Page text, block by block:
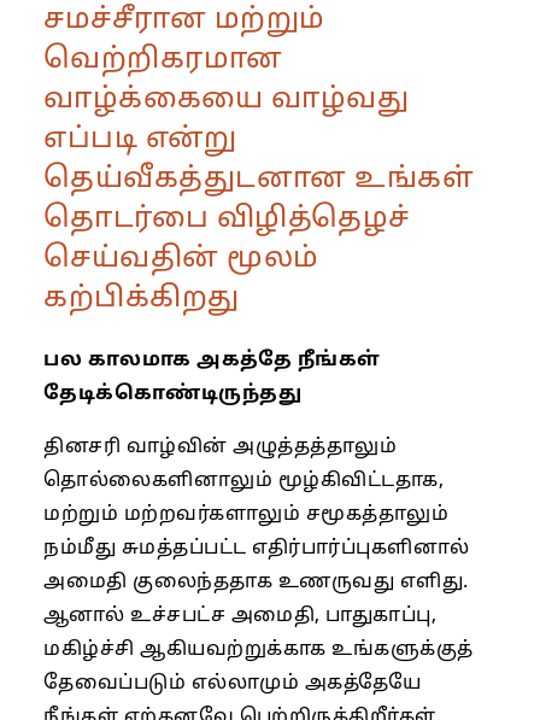
சமச்சீரான மற்றும்
வெற்றிகரமான
வாழ்க்கையை வாழ்வது
எப்படி என்று
தெய்வீகத்துடனான உங்கள்
தொடர்பை விழித்தெழச்
செய்வதின் மூலம்
கற்பிக்கிறது
பல காலமாக அகத்தே நீங்கள்
தேடிக்கொண்டிருந்தது
தினசரி வாழ்வின் அழுத்தத்தாலும்
தொல்லைகளினாலும் மூழ்கிவிட்டதாக,
மற்றும் மற்றவர்களாலும் சமூகத்தாலும்
நம்மீது சுமத்தப்பட்ட எதிர்பார்ப்புகளினால்
அமைதி குலைந்ததாக உணருவது எளிது.
ஆனால் உச்சபட்ச அமைதி, பாதுகாப்பு,
மகிழ்ச்சி ஆகியவற்றுக்காக உங்களுக்குத்
தேவைப்படும் எல்லாமும் அகத்தேயே